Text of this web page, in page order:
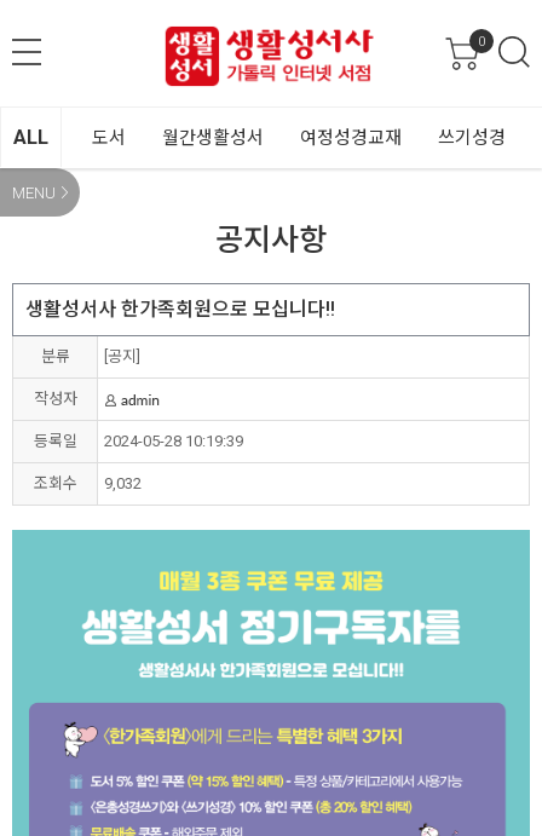
0
ALL 도서 월간생활성서 여정성경교재 쓰기성경
MENU
공지사항
생활성서사 한가족회원으로 모십니다!!
분류 [공지]
작성자
등록일 2024-05-28 10:19:39
조회수 9,032